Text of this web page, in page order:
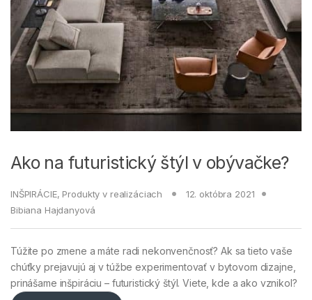
Ako na futuristický štýl v obývačke?
INŠPIRÁCIE, Produkty v realizáciach
12. októbra 2021
Bibiana Hajdanyová
Túžite po zmene a máte radi nekonvenčnosť? Ak sa tieto vaše
chúťky prejavujú aj v túžbe experimentovať v bytovom dizajne,
prinášame inšpiráciu – futuristický štýl. Viete, kde a ako vznikol?